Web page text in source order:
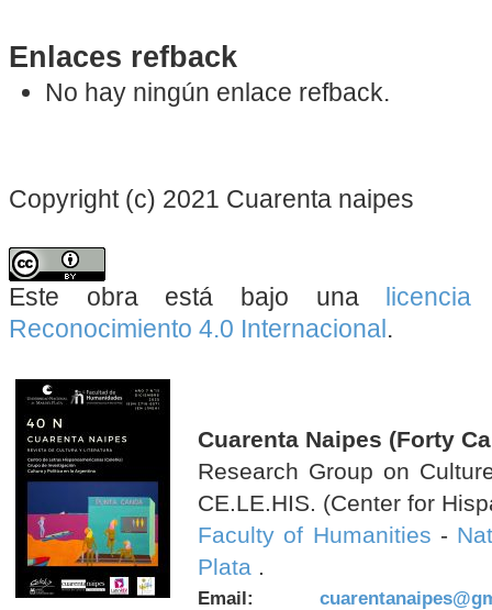
Enlaces refback
No hay ningún enlace refback.
Copyright (c) 2021 Cuarenta naipes
Este obra está bajo una
Reconocimiento 4.0 Internacional .
Cuarenta Naipes (Forty
Research Group on
CE.LE.HIS. (Center for
Faculty of Humanities -
Plata .
Email: